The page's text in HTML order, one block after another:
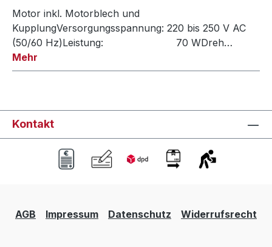
Motor inkl. Motorblech und
KupplungVersorgungsspannung: 220 bis 250 V AC
(50/60 Hz)Leistung: 70 WDreh…
Mehr
Kontakt
AGB Impressum Datenschutz Widerrufsrecht